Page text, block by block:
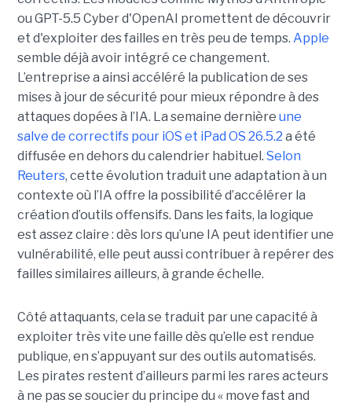
ou GPT-5.5 Cyber d'OpenAI promettent de découvrir
et d'exploiter des failles en très peu de temps. Apple
semble déjà avoir intégré ce changement.
L’entreprise a ainsi accéléré la publication de ses
mises à jour de sécurité pour mieux répondre à des
attaques dopées à l’IA. La semaine dernière une
salve de correctifs pour iOS et iPad OS 26.5.2 a été
diffusée en dehors du calendrier habituel. Selon
Reuters, cette évolution traduit une adaptation à un
contexte où l’IA offre la possibilité d’accélérer la
création d’outils offensifs. Dans les faits, la logique
est assez claire : dès lors qu’une IA peut identifier une
vulnérabilité, elle peut aussi contribuer à repérer des
failles similaires ailleurs, à grande échelle.
Côté attaquants, cela se traduit par une capacité à
exploiter très vite une faille dès qu’elle est rendue
publique, en s’appuyant sur des outils automatisés.
Les pirates restent d’ailleurs parmi les rares acteurs
à ne pas se soucier du principe du « move fast and